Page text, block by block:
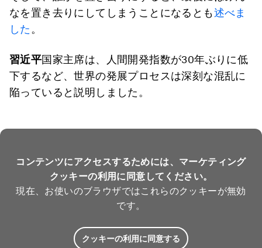
なを置き去りにしてしまうことになるとも述べま
した 。
習近平国家主席は、人間開発指数が30年ぶりに低
下するなど、世界の発展プロセスは深刻な混乱に
陥っていると説明しました。
コンテンツにアクセスするためには、マーケティング
クッキーの利用に同意してください。
現在、お使いのブラウザではこれらのクッキーが無効
です。
クッキーの利用に同意する